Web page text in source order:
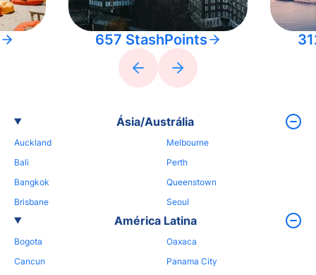
657 StashPoints
Ásia/Austrália
Auckland
Bali
Bangkok
Brisbane
Melbourne
Perth
Queenstown
Seoul
América Latina
Bogota
Cancun
Oaxaca
Panama City